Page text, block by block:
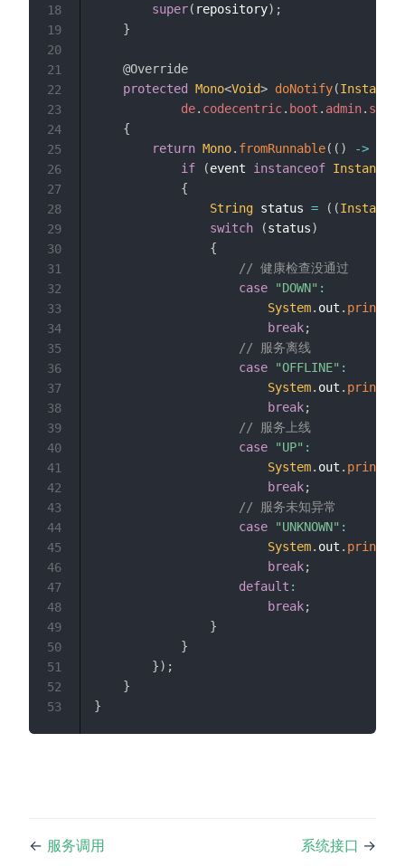
super( repository) ;
}
@Override
protected
Mono<Void> doNotify(
de. codecentric. boot . admin.
{
return Mono. fromRunnable( ( ) ->
if
(event instanceof
{
String status = ( (
switch
(status)
{
// 健康检查没通过
case
"DOWN" :
System. out . println
break;
// 服务离线
case
"OFFLINE" :
System. out . println
break;
// 服务上线
case
"UP" :
System. out . println
break;
// 服务未知异常
case
"UNKNOWN" :
System. out . println
break;
default :
break;
}
}
}) ;
}
}
18
19
20
21
22
23
24
25
26
27
28
29
30
31
32
33
34
35
36
37
38
39
40
41
42
43
44
45
46
47
48
49
50
51
52
53
← 服务调用 系统接口 →